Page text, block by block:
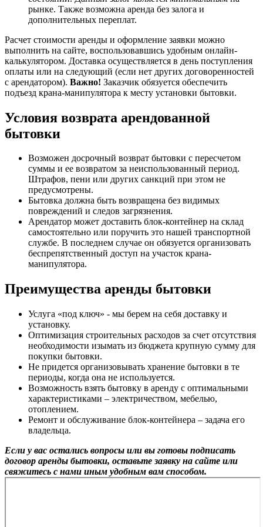
рынке. Также возможна аренда без залога и
дополнительных переплат.
Расчет стоимости аренды и оформление заявки можно
выполнить на сайте, воспользовавшись удобным онлайн-
калькулятором. Доставка осуществляется в день поступления
оплаты или на следующий (если нет других договоренностей
с арендатором). Важно! Заказчик обязуется обеспечить
подъезд крана-манипулятора к месту установки бытовки.
Условия возврата арендованной
бытовки
Возможен досрочный возврат бытовки с пересчетом
суммы и ее возвратом за неиспользованный период.
Штрафов, пени или других санкций при этом не
предусмотрены.
Бытовка должна быть возвращена без видимых
повреждений и следов загрязнения.
Арендатор может доставить блок-контейнер на склад
самостоятельно или поручить это нашей транспортной
службе. В последнем случае он обязуется организовать
беспрепятственный доступ на участок крана-
манипулятора.
Преимущества аренды бытовки
Услуга «под ключ» - мы берем на себя доставку и
установку.
Оптимизация строительных расходов за счет отсутствия
необходимости изымать из бюджета крупную сумму для
покупки бытовки.
Не придется организовывать хранение бытовки в те
периоды, когда она не используется.
Возможность взять бытовку в аренду с оптимальными
характеристиками – электричеством, мебелью,
отоплением.
Ремонт и обслуживание блок-контейнера – задача его
владельца.
Если у вас остались вопросы или вы готовы подписать
договор аренды бытовки, оставьте заявку на сайте или
свяжитесь с нами иным удобным вам способом.